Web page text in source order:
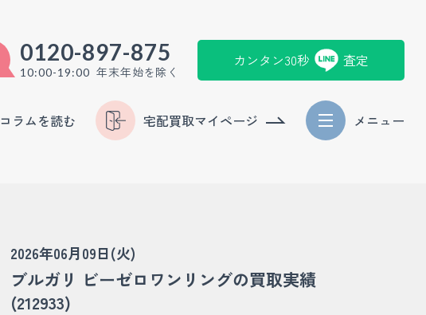
0120-897-875
10:00-19:00 年末年始を除く
カンタン30秒 査定
コラムを読む 宅配買取マイページ メニュー
2026年06月09日(火)
ブルガリ ビーゼロワンリングの買取実績
(212933)